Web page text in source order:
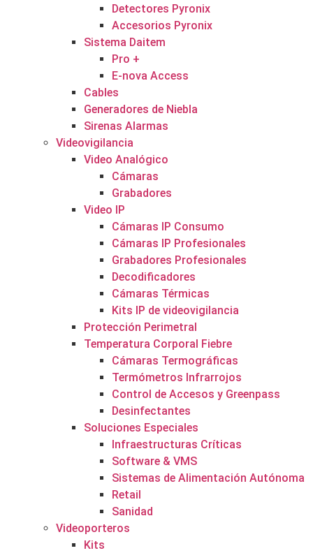
Detectores Pyronix
Accesorios Pyronix
Sistema Daitem
Pro +
E-nova Access
Cables
Generadores de Niebla
Sirenas Alarmas
Videovigilancia
Video Analógico
Cámaras
Grabadores
Video IP
Cámaras IP Consumo
Cámaras IP Profesionales
Grabadores Profesionales
Decodificadores
Cámaras Térmicas
Kits IP de videovigilancia
Protección Perimetral
Temperatura Corporal Fiebre
Cámaras Termográficas
Termómetros Infrarrojos
Control de Accesos y Greenpass
Desinfectantes
Soluciones Especiales
Infraestructuras Críticas
Software & VMS
Sistemas de Alimentación Autónoma
Retail
Sanidad
Videoporteros
Kits